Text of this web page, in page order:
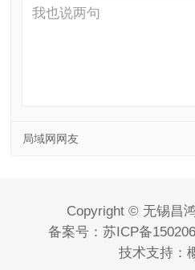
局域网网友
Copyright © 无锡昌
备案号： 苏ICP备
技术支持：